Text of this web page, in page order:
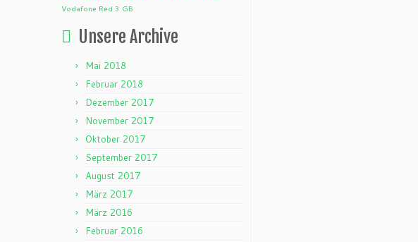
Vodafone Red 3 GB
Unsere Archive
Mai 2018
Februar 2018
Dezember 2017
November 2017
Oktober 2017
September 2017
August 2017
März 2017
März 2016
Februar 2016